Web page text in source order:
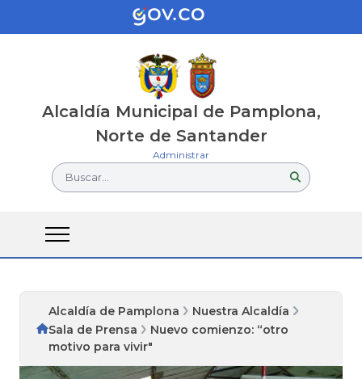
Alcaldía Municipal de Pamplona,
Norte de Santander
Administrar
Buscar...
Alcaldía de Pamplona
Nuestra Alcaldía
Sala de Prensa
Nuevo comienzo: “otro
motivo para vivir"